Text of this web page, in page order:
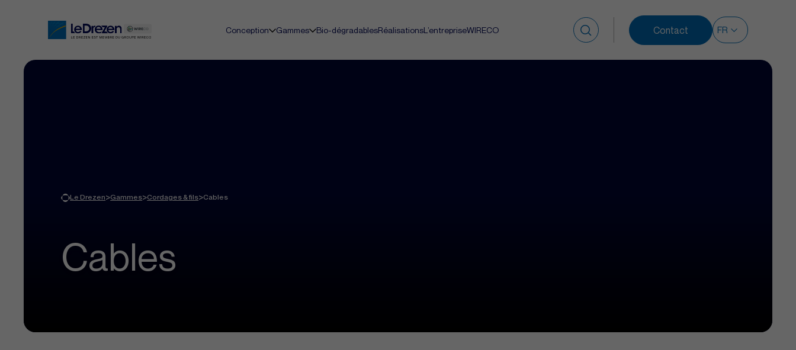
Conception Gammes Bio-dégradablesRéalisationsL’entrepriseWIRECO Contact
Le Drezen>Gammes>Cordages & fils>Cables
Cables